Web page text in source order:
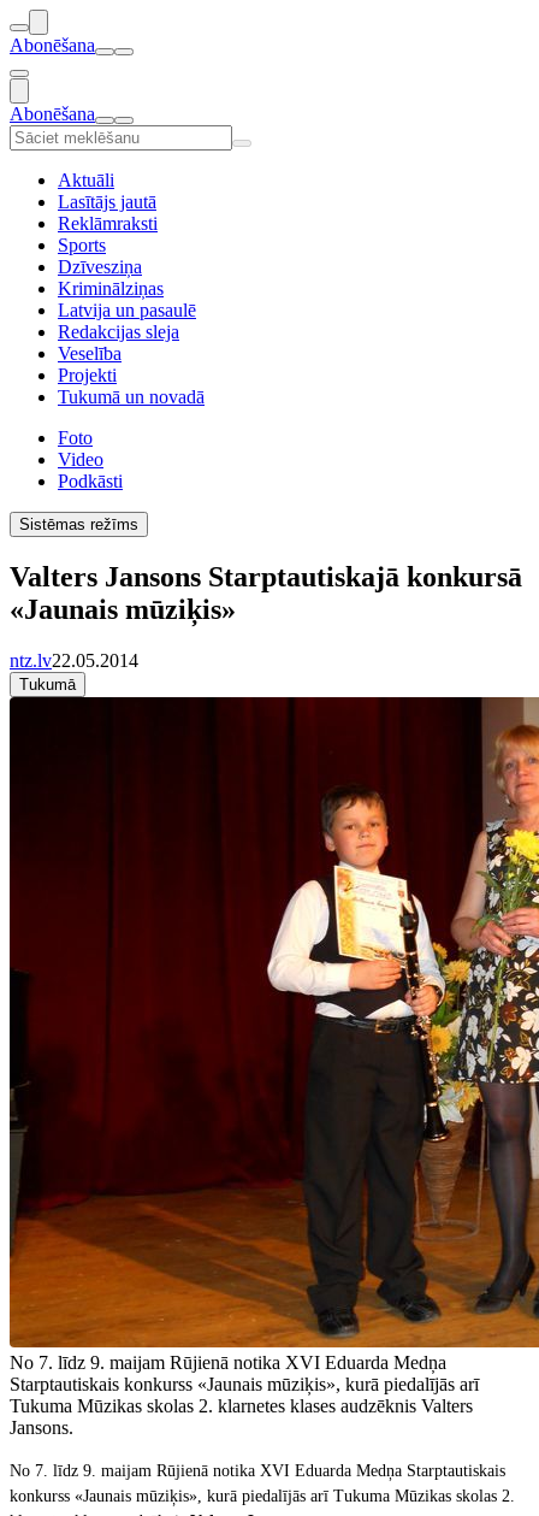
Abonēšana
Abonēšana
Aktuāli
Lasītājs jautā
Reklāmraksti
Sports
Dzīvesziņa
Kriminālziņas
Latvija un pasaulē
Redakcijas sleja
Veselība
Projekti
Tukumā un novadā
Foto
Video
Podkāsti
Sistēmas režīms
Valters Jansons Starptautiskajā konkursā
«Jaunais mūziķis»
ntz.lv22.05.2014
Tukumā
No 7. līdz 9. maijam Rūjienā notika XVI Eduarda Medņa
Starptautiskais konkurss «Jaunais mūziķis», kurā piedalījās arī
Tukuma Mūzikas skolas 2. klarnetes klases audzēknis Valters
Jansons.
No 7. līdz 9. maijam Rūjienā notika XVI Eduarda Medņa Starptautiskais
konkurss «Jaunais mūziķis», kurā piedalījās arī Tukuma Mūzikas skolas 2.